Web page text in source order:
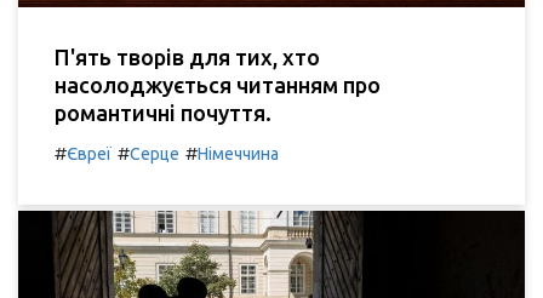
П'ять творів для тих, хто
насолоджується читанням про
романтичні почуття.
#Євреї #Серце #Німеччина